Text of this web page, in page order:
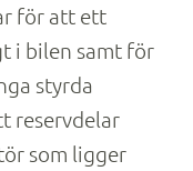
för att ett
i bilen samt för
styrda
reservdelar
som ligger